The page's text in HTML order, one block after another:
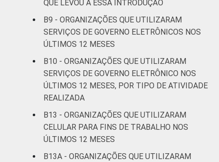
QUE LEVOU A ESSA INTRODUÇÃO
B9 - ORGANIZAÇÕES QUE UTILIZARAM
SERVIÇOS DE GOVERNO ELETRÔNICOS NOS
ÚLTIMOS 12 MESES
B10 - ORGANIZAÇÕES QUE UTILIZARAM
SERVIÇOS DE GOVERNO ELETRÔNICO NOS
ÚLTIMOS 12 MESES, POR TIPO DE ATIVIDADE
REALIZADA
B13 - ORGANIZAÇÕES QUE UTILIZARAM
CELULAR PARA FINS DE TRABALHO NOS
ÚLTIMOS 12 MESES
B13A - ORGANIZAÇÕES QUE UTILIZARAM